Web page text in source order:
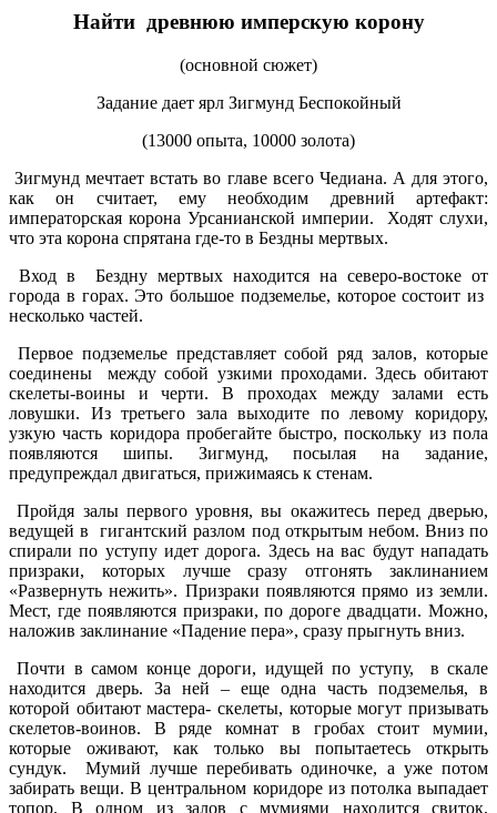
Найти древнюю имперскую корону
(основной сюжет)
Задание дает ярл Зигмунд Беспокойный
(13000 опыта, 10000 золота)
Зигмунд мечтает встать во главе всего Чедиана. А для этого,
как он считает, ему необходим древний артефакт:
императорская корона Урсанианской империи. Ходят слухи,
что эта корона спрятана где-то в Бездны мертвых.
Вход в Бездну мертвых находится на северо-востоке от
города в горах. Это большое подземелье, которое состоит из
несколько частей.
Первое подземелье представляет собой ряд залов, которые
соединены между собой узкими проходами. Здесь обитают
скелеты-воины и черти. В проходах между залами есть
ловушки. Из третьего зала выходите по левому коридору,
узкую часть коридора пробегайте быстро, поскольку из пола
появляются шипы. Зигмунд, посылая на задание,
предупреждал двигаться, прижимаясь к стенам.
Пройдя залы первого уровня, вы окажитесь перед дверью,
ведущей в гигантский разлом под открытым небом. Вниз по
спирали по уступу идет дорога. Здесь на вас будут нападать
призраки, которых лучше сразу отгонять заклинанием
«Развернуть нежить». Призраки появляются прямо из земли.
Мест, где появляются призраки, по дороге двадцати. Можно,
наложив заклинание «Падение пера», сразу прыгнуть вниз.
Почти в самом конце дороги, идущей по уступу, в скале
находится дверь. За ней – еще одна часть подземелья, в
которой обитают мастера- скелеты, которые могут призывать
скелетов-воинов. В ряде комнат в гробах стоит мумии,
которые оживают, как только вы попытаетесь открыть
сундук. Мумий лучше перебивать одиночке, а уже потом
забирать вещи. В центральном коридоре из потолка выпадает
топор. В одном из залов с мумиями находится свиток,